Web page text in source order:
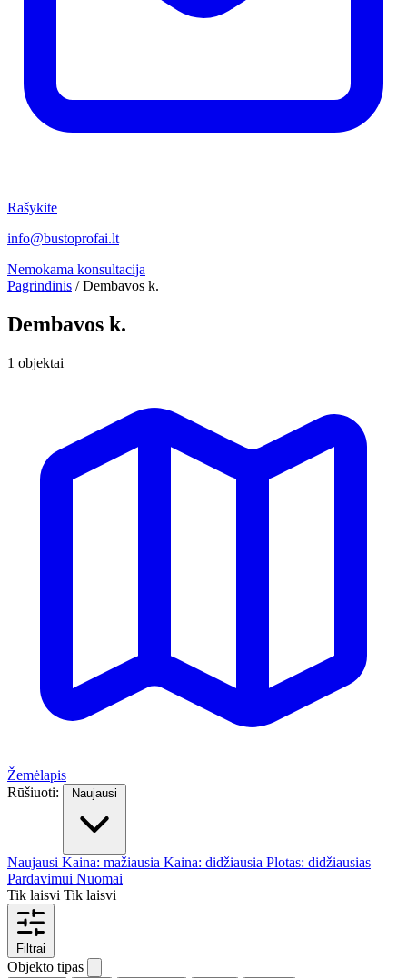
Rašykite
info@bustoprofai.lt
Nemokama konsultacija
Pagrindinis /Dembavos k.
Dembavos k.
1 objektai
Žemėlapis
Rūšiuoti:
Naujausi
Naujausi Kaina: mažiausia Kaina: didžiausia Plotas: didžiausias
Pardavimui Nuomai
Tik laisvi Tik laisvi
Filtrai
Objekto tipas